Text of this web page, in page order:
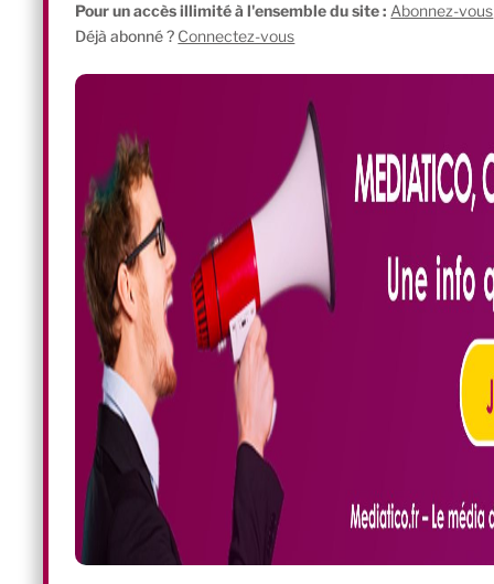
Pour un accès illimité à l'ensemble du site : Abonnez-vous
Déjà abonné ? Connectez-vous